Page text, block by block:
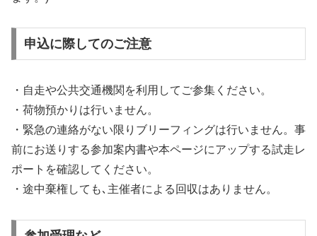
申込に際してのご注意
・自走や公共交通機関を利用してご参集ください。
・荷物預かりは行いません。
・緊急の連絡がない限りブリーフィングは行いません。事
前にお送りする参加案内書や本ページにアップする試走レ
ポートを確認してください。
・途中棄権しても､主催者による回収はありません。